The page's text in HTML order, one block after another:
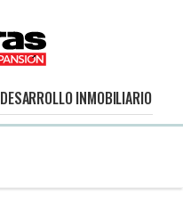
DESARROLLO INMOBILIARIO